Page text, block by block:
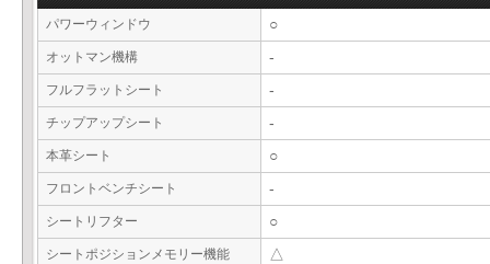
パワーウィンドウ ○
オットマン機構 -
フルフラットシート -
チップアップシート -
本革シート ○
フロントベンチシート -
シートリフター ○
シートポジションメモリー機能 △